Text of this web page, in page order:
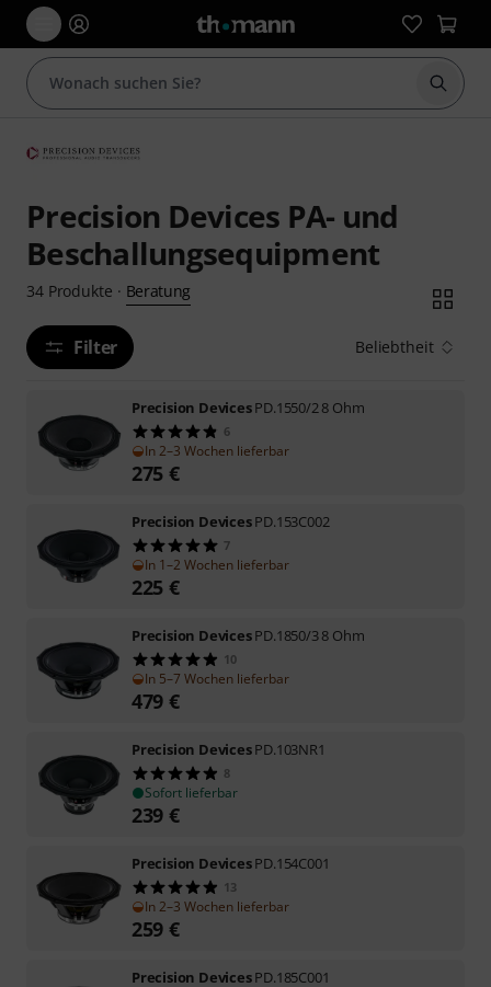
Suche
Precision Devices PA- und
Beschallungsequipment
34 Produkte · Beratung
Filter Beliebtheit
Precision DevicesPD.1550/2 8 Ohm
6
In 2–3 Wochen lieferbar
275 €
Precision DevicesPD.153C002
7
In 1–2 Wochen lieferbar
225 €
Precision DevicesPD.1850/3 8 Ohm
10
In 5–7 Wochen lieferbar
479 €
Precision DevicesPD.103NR1
8
Sofort lieferbar
239 €
Precision DevicesPD.154C001
13
In 2–3 Wochen lieferbar
259 €
Precision DevicesPD.185C001